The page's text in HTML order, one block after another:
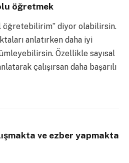
öğretmek
öğretebilirim” diyor olabilirsin.
anlatırken daha iyi
Özellikle sayısal
çalışırsan daha başarılı
ve ezber yapmakta